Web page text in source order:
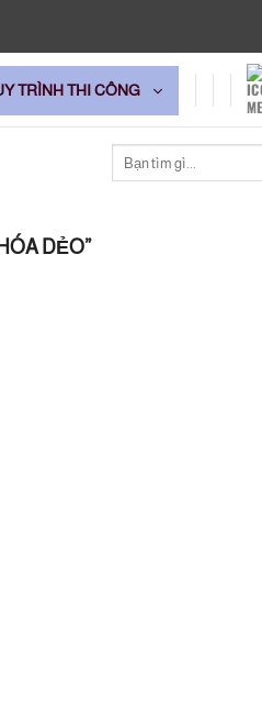
TRÌNH THI CÔNG
kiếm:
DẺO”